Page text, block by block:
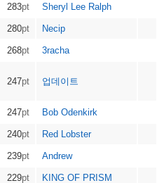
283pt Sheryl Lee Ralph
280pt Necip
268pt 3racha
247pt 업데이트
247pt Bob Odenkirk
240pt Red Lobster
239pt Andrew
229pt KING OF PRISM